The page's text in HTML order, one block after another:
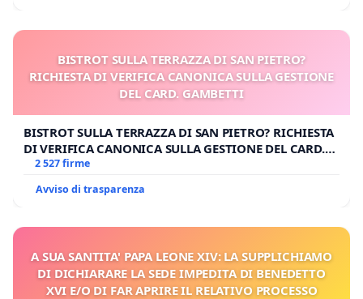
BISTROT SULLA TERRAZZA DI SAN PIETRO?
RICHIESTA DI VERIFICA CANONICA SULLA GESTIONE
DEL CARD. GAMBETTI
BISTROT SULLA TERRAZZA DI SAN PIETRO? RICHIESTA
DI VERIFICA CANONICA SULLA GESTIONE DEL CARD.
GAMBETTI
2 527 firme
Avviso di trasparenza
A SUA SANTITA' PAPA LEONE XIV: LA SUPPLICHIAMO
DI DICHIARARE LA SEDE IMPEDITA DI BENEDETTO
XVI E/O DI FAR APRIRE IL RELATIVO PROCESSO